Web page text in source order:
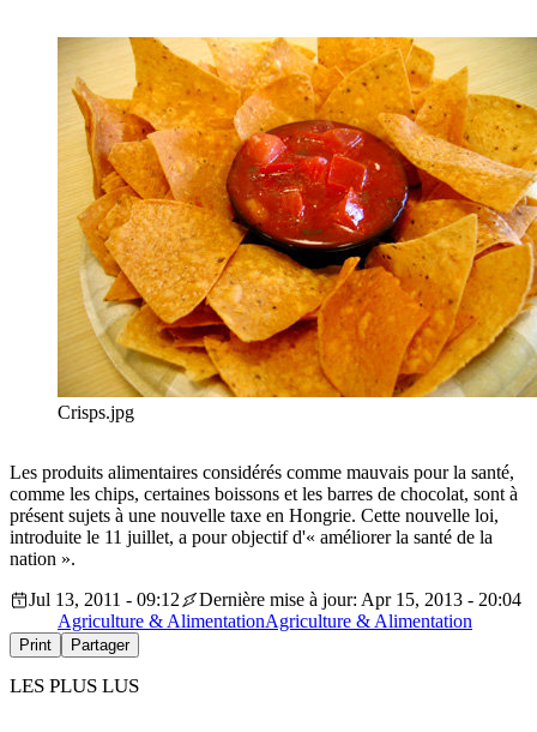
Crisps.jpg
Les produits alimentaires considérés comme mauvais pour la santé,
comme les chips, certaines boissons et les barres de chocolat, sont à
présent sujets à une nouvelle taxe en Hongrie. Cette nouvelle loi,
introduite le 11 juillet, a pour objectif d'« améliorer la santé de la
nation ».
Jul 13, 2011 - 09:12
Dernière mise à jour: Apr 15, 2013 - 20:04
Agriculture & AlimentationAgriculture & Alimentation
Print Partager
LES PLUS LUS